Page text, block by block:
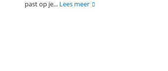
past op je... Lees meer